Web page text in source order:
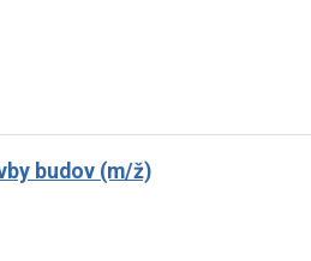
budov (m/ž)